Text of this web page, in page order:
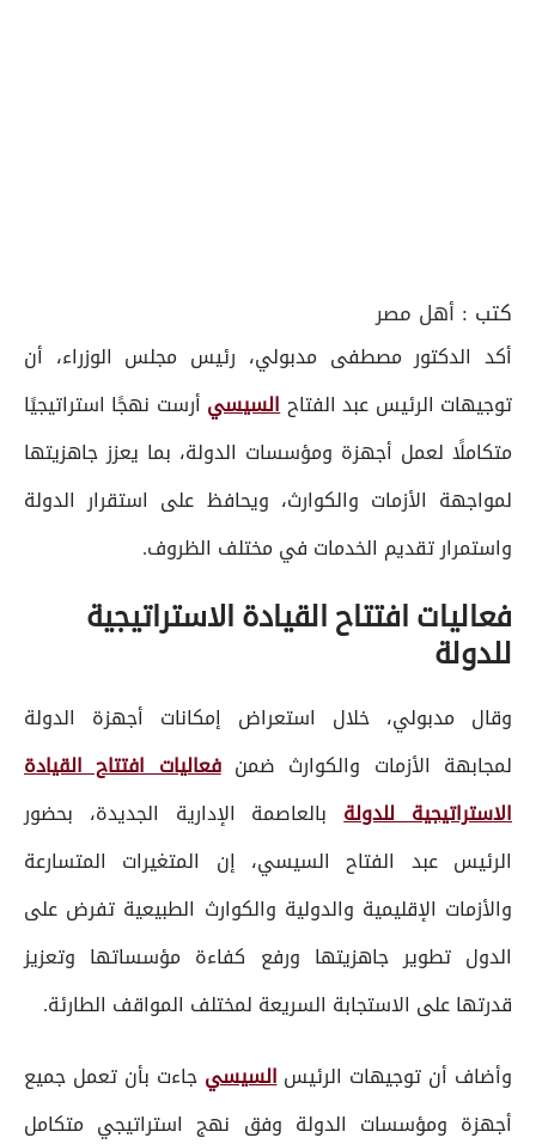
كتب : أهل مصر
أكد الدكتور مصطفى مدبولي، رئيس مجلس الوزراء، أن
توجيهات الرئيس عبد الفتاحالسيسي أرست نهجًا استراتيجيًا
متكاملًا لعمل أجهزة ومؤسسات الدولة، بما يعزز جاهزيتها
لمواجهة الأزمات والكوارث، ويحافظ على استقرار الدولة
واستمرار تقديم الخدمات في مختلف الظروف.
فعاليات افتتاح القيادة الاستراتيجية
للدولة
وقال مدبولي، خلال استعراض إمكانات أجهزة الدولة
لمجابهة الأزمات والكوارث ضمنفعاليات افتتاح القيادة
الاستراتيجية للدولةبالعاصمة الإدارية الجديدة، بحضور
الرئيس عبد الفتاح السيسي، إن المتغيرات المتسارعة
والأزمات الإقليمية والدولية والكوارث الطبيعية تفرض على
الدول تطوير جاهزيتها ورفع كفاءة مؤسساتها وتعزيز
قدرتها على الاستجابة السريعة لمختلف المواقف الطارئة.
وأضاف أن توجيهات الرئيسالسيسي جاءت بأن تعمل جميع
أجهزة ومؤسسات الدولة وفق نهج استراتيجي متكامل